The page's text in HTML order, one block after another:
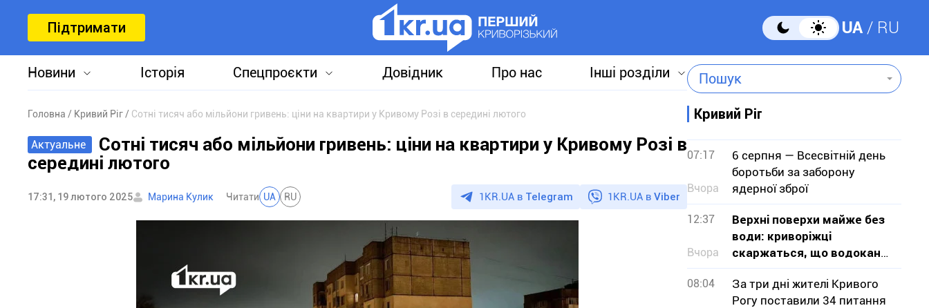
Підтримати UA RU
Новини Історія Спецпроєкти Довідник Про нас Інші розділи Пошук
Головна Кривий Ріг Сотні тисяч або мільйони гривень: ціни на квартири у Кривому Розі в середині лютого
Актуальне
Сотні тисяч або мільйони гривень: ціни на квартири у Кривому Розі в
середині лютого
17:31, 19 лютого 2025 Марина Кулик Читати UA RU 1KR.UA в Telegram 1KR.UA в Viber
Кривий Ріг
07:17
Вчора
6 серпня — Всесвітній день
боротьби за заборону
ядерної зброї
12:37
Вчора
Верхні поверхи майже без
води: криворіжці
скаржаться, що водоканал
не визнає проблему
08:04
За три дні жителі Кривого
Рогу поставили 34 питання